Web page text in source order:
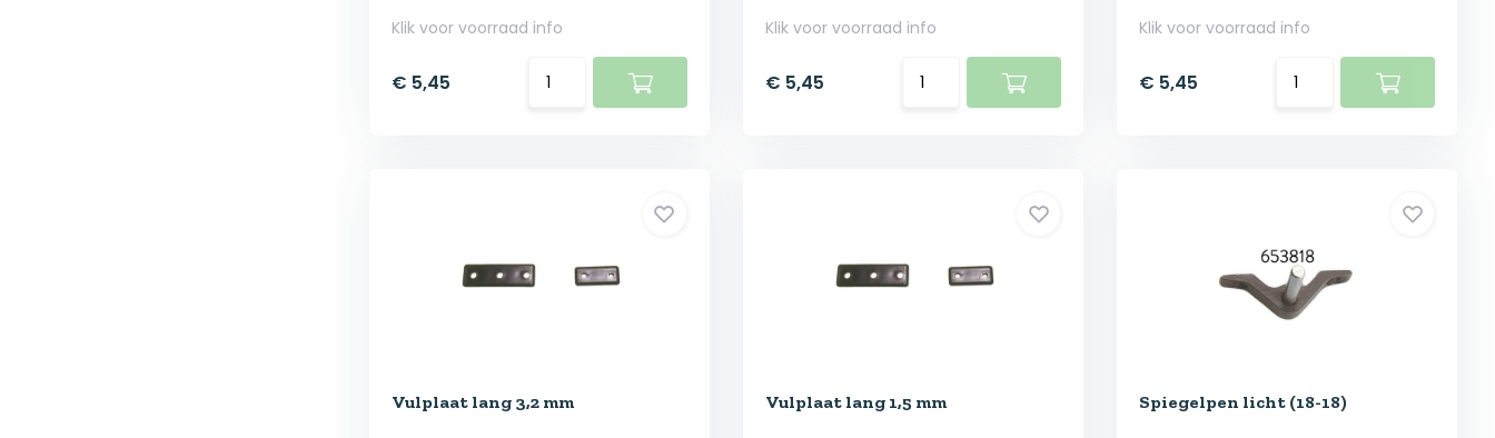
Klik voor voorraad info
€ 5,45
Klik voor voorraad info
€ 5,45
Klik voor voorraad info
€ 5,45
Vulplaat lang 3,2 mm Vulplaat lang 1,5 mm Spiegelpen licht (18-18)